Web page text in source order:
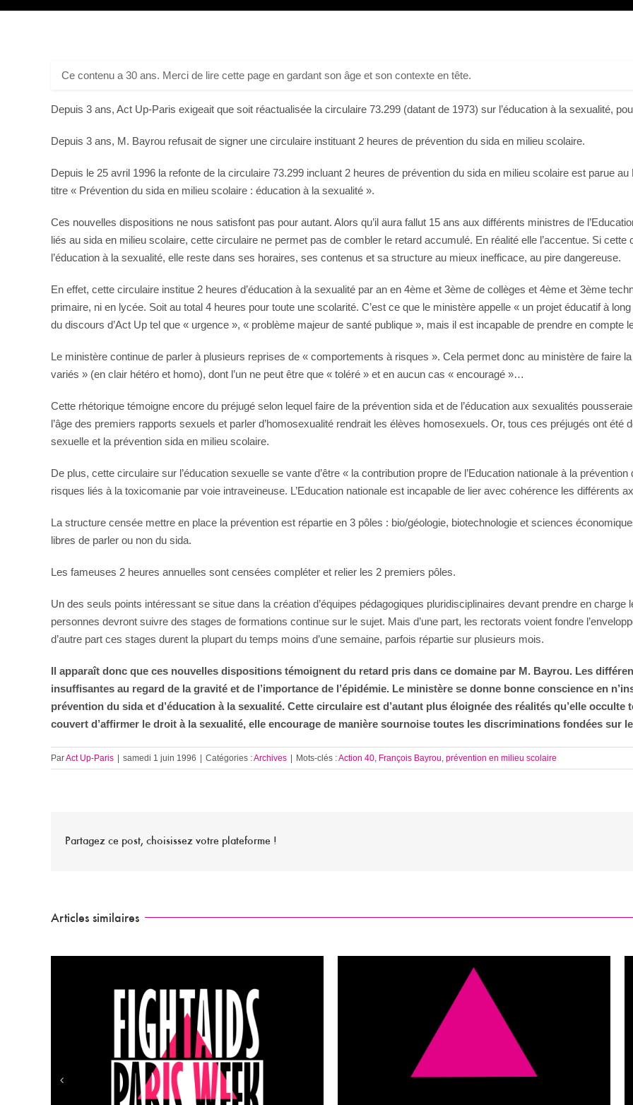
Ce contenu a 30 ans. Merci de lire cette page en gardant son âge et son contexte en tête.
Depuis 3 ans, Act Up-Paris exigeait que soit réactualisée la circulaire 73.299 (datant de 1973) sur l’éducation à la sexualité,
Depuis 3 ans, M. Bayrou refusait de signer une circulaire instituant 2 heures de prévention du sida en milieu scolaire.
Depuis le 25 avril 1996 la refonte de la circulaire 73.299 incluant 2 heures de prévention du sida en milieu scolaire est parue
titre « Prévention du sida en milieu scolaire : éducation à la sexualité ».
Ces nouvelles dispositions ne nous satisfont pas pour autant. Alors qu’il aura fallut 15 ans aux différents ministres de
liés au sida en milieu scolaire, cette circulaire ne permet pas de combler le retard accumulé. En réalité elle l’accentue. Si
l’éducation à la sexualité, elle reste dans ses horaires, ses contenus et sa structure au mieux inefficace, au pire dangereuse.
En effet, cette circulaire institue 2 heures d’éducation à la sexualité par an en 4ème et 3ème de collèges et 4ème et 3ème
primaire, ni en lycée. Soit au total 4 heures pour toute une scolarité. C’est ce que le ministère appelle « un projet éducatif à
du discours d’Act Up tel que « urgence », « problème majeur de santé publique », mais il est incapable de prendre en compte
Le ministère continue de parler à plusieurs reprises de « comportements à risques ». Cela permet donc au ministère de faire
variés » (en clair hétéro et homo), dont l’un ne peut être que « toléré » et en aucun cas « encouragé »…
Cette rhétorique témoigne encore du préjugé selon lequel faire de la prévention sida et de l’éducation aux sexualités
l’âge des premiers rapports sexuels et parler d’homosexualité rendrait les élèves homosexuels. Or, tous ces préjugés ont été
sexuelle et la prévention sida en milieu scolaire.
De plus, cette circulaire sur l’éducation sexuelle se vante d’être « la contribution propre de l’Education nationale à la
risques liés à la toxicomanie par voie intraveineuse. L’Education nationale est incapable de lier avec cohérence les différents
La structure censée mettre en place la prévention est répartie en 3 pôles : bio/géologie, biotechnologie et sciences
libres de parler ou non du sida.
Les fameuses 2 heures annuelles sont censées compléter et relier les 2 premiers pôles.
Un des seuls points intéressant se situe dans la création d’équipes pédagogiques pluridisciplinaires devant prendre en
personnes devront suivre des stages de formations continue sur le sujet. Mais d’une part, les rectorats voient fondre
d’autre part ces stages durent la plupart du temps moins d’une semaine, parfois répartie sur plusieurs mois.
Il apparaît donc que ces nouvelles dispositions témoignent du retard pris dans ce domaine par M. Bayrou. Les
insuffisantes au regard de la gravité et de l’importance de l’épidémie. Le ministère se donne bonne conscience en
prévention du sida et d’éducation à la sexualité. Cette circulaire est d’autant plus éloignée des réalités qu’elle
couvert d’affirmer le droit à la sexualité, elle encourage de manière sournoise toutes les discriminations fondées sur
ParAct Up-Paris | samedi 1 juin 1996 | Catégories :Archives | Mots-clés :Action 40 François Bayrou prévention en milieu scolaire
Partagez ce post, choisissez votre plateforme !
Articles similaires